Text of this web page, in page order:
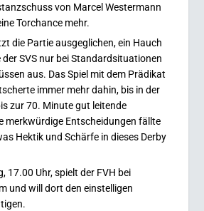
von Marcel Westermann
Torchance mehr.
die Partie ausgeglichen, ein Hauch
SVS nur bei Standardsituationen
aus. Das Spiel mit dem Prädikat
immer mehr dahin, bis in der
zur 70. Minute gut leitende
merkwürdige Entscheidungen fällte
Hektik und Schärfe in dieses Derby
17.00 Uhr, spielt der FVH bei
und will dort den einstelligen